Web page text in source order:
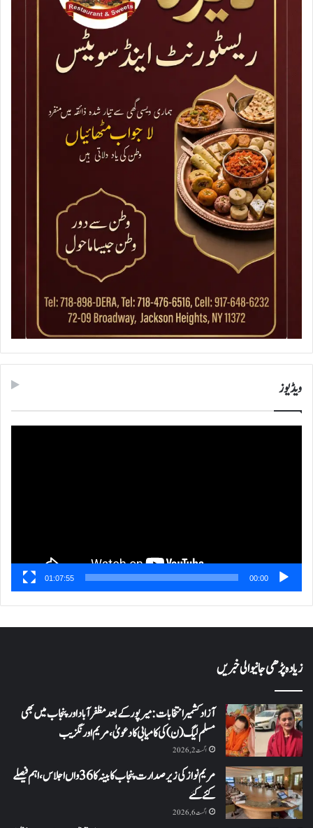
ویڈیوز
00:00
01:07:55
زیادہ پڑھی جانیوالی خبریں
آزاد کشمیر انتخابات: میرپور کے بعد مظفرآباد اور پنجاب میں بھی
مسلم لیگ (ن) کی کامیابی کا دعویٰ، مریم اورنگزیب
اگست 2, 2026
مریم نواز کی زیر صدارت پنجاب کابینہ کا 36واں اجلاس،اہم فیصلے
کئے گئے
اگست 6, 2026